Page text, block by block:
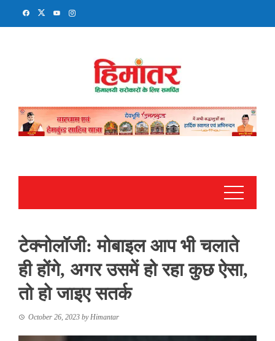
टेक्नोलॉजी: मोबाइल आप भी चलाते
ही होंगे, अगर उसमें हो रहा कुछ ऐसा,
तो हो जाइए सतर्क
October 26, 2023 byHimantar